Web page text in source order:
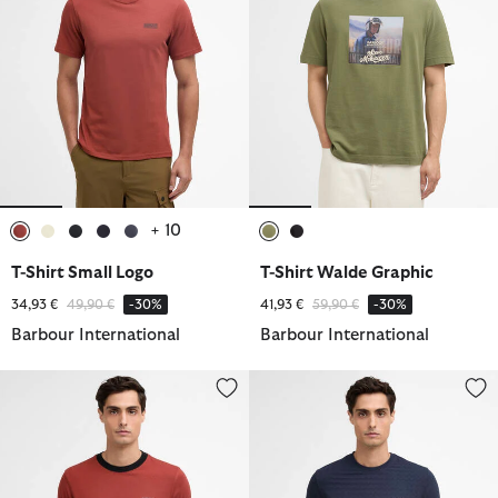
+ 10
T-Shirt Small Logo
34,93 € Reduziert von
49,90 €bis-30%
Barbour International
T-Shirt Walde Graphic
41,93 € Reduziert von
59,90 €bis-30%
Barbour International
T-Shirt Howall T-Shirt Langston